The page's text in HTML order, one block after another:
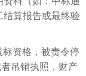
算报告或最终验
资格，被责令停
吊销执照，财产